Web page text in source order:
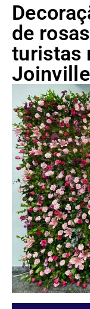
de
turistas
Joinville